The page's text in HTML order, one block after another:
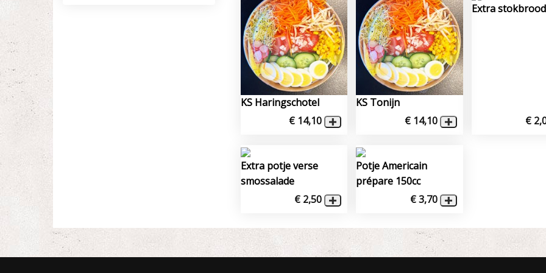
KS Haringschotel
€ 14,10
KS Tonijn
€ 14,10
Extra stokbrood
€
Extra potje verse
smossalade
€ 2,50
Potje Americain
prépare 150cc
€ 3,70